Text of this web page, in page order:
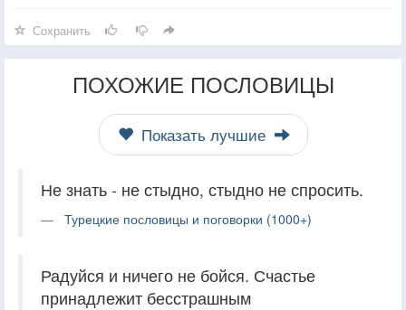
Сохранить
ПОХОЖИЕ ПОСЛОВИЦЫ
Показать лучшие
Не знать - не стыдно, стыдно не спросить.
Турецкие пословицы и поговорки (1000+)
Радуйся и ничего не бойся. Счастье
принадлежит бесстрашным